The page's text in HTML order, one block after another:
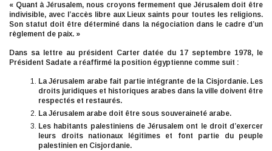
« Quant à Jérusalem, nous croyons fermement que Jérusalem doit être
indivisible, avec l’accès libre aux Lieux saints pour toutes les religions.
Son statut doit être déterminé dans la négociation dans le cadre d’un
règlement de paix. »
Dans sa lettre au président Carter datée du 17 septembre 1978, le
Président Sadate a réaffirmé la position égyptienne comme suit :
La Jérusalem arabe fait partie intégrante de la Cisjordanie. Les
droits juridiques et historiques arabes dans la ville doivent être
respectés et restaurés.
La Jérusalem arabe doit être sous souveraineté arabe.
Les habitants palestiniens de Jérusalem ont le droit d’exercer
leurs droits nationaux légitimes et font partie du peuple
palestinien en Cisjordanie.